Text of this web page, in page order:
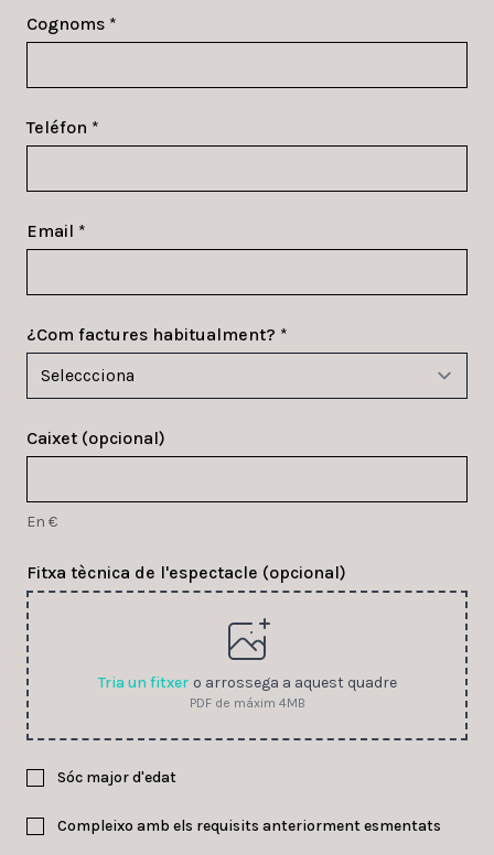
Cognoms *
Teléfon *
Email *
¿Com factures habitualment? *
Caixet (opcional)
En €
Fitxa tècnica de l'espectacle (opcional)
Tria un fitxer o arrossega a aquest quadre
PDF de máxim 4MB
Sóc major d'edat
Compleixo amb els requisits anteriorment esmentats